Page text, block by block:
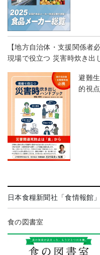
【地方自治体・支援関係者必
現場で役立つ 災害時炊き出
避難
的視
日本食糧新聞社「食情報館」
食の図書室